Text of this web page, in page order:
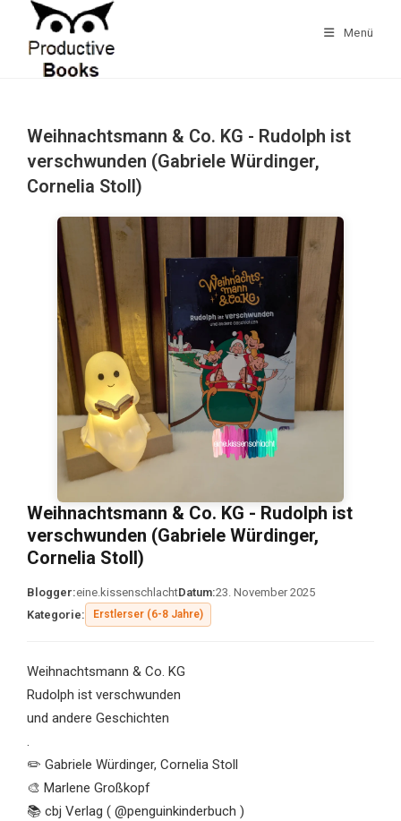
springen
Menü
Weihnachtsmann & Co. KG - Rudolph ist
verschwunden (Gabriele Würdinger,
Cornelia Stoll)
Weihnachtsmann & Co. KG - Rudolph ist
verschwunden (Gabriele Würdinger,
Cornelia Stoll)
Blogger:eine.kissenschlachtDatum:23. November 2025
Kategorie:
Erstlerser (6-8 Jahre)
Weihnachtsmann & Co. KG
Rudolph ist verschwunden
und andere Geschichten
.
✏️ Gabriele Würdinger, Cornelia Stoll
🎨 Marlene Großkopf
📚 cbj Verlag ( @penguinkinderbuch )